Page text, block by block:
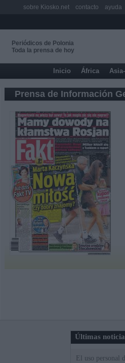
Periódicos de Polonia
Toda la prensa de hoy
Inicio África
Prensa de Información
Últimas
El uso personal
sobre Kiosko.net contacto ayuda